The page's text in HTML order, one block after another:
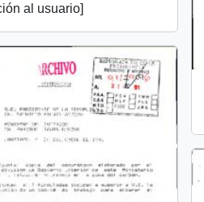
al usuario]